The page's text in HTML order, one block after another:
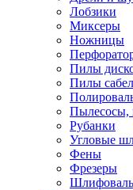
Лобзики
Миксеры
Ножницы
Пилы
Пилы
Пылесосы,
Рубанки
Угловые
Фены
Фрезеры